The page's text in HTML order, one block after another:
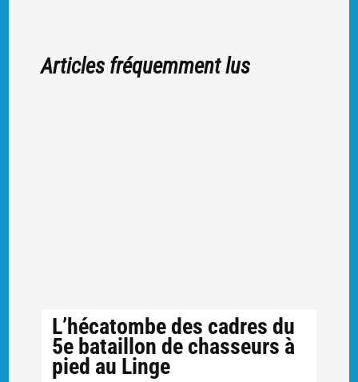
Articles fréquemment lus
L’hécatombe des cadres du
5e bataillon de chasseurs à
pied au Linge